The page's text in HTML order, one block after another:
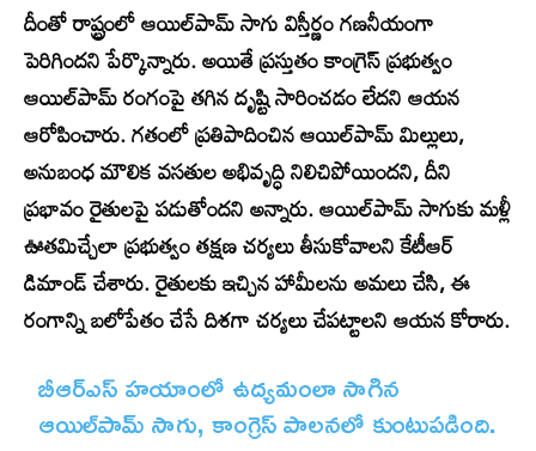
దీంతో రాష్ట్రంలో ఆయిల్‌పామ్ సాగు విస్తీర్ణం గణనీయంగా
పెరిగిందని పేర్కొన్నారు. అయితే ప్రస్తుతం కాంగ్రెస్ ప్రభుత్వం
ఆయిల్‌పామ్ రంగంపై తగిన దృష్టి సారించడం లేదని ఆయన
ఆరోపించారు. గతంలో ప్రతిపాదించిన ఆయిల్‌పామ్ మిల్లులు,
అనుబంధ మౌలిక వసతుల అభివృద్ధి నిలిచిపోయిందని, దీని
ప్రభావం రైతులపై పడుతోందని అన్నారు. ఆయిల్‌పామ్ సాగుకు మళ్లీ
ఊతమిచ్చేలా ప్రభుత్వం తక్షణ చర్యలు తీసుకోవాలని కేటీఆర్
డిమాండ్ చేశారు. రైతులకు ఇచ్చిన హామీలను అమలు చేసి, ఈ
రంగాన్ని బలోపేతం చేసే దిశగా చర్యలు చేపట్టాలని ఆయన కోరారు.
బీఆర్ఎస్ హయాంలో ఉద్యమంలా సాగిన
ఆయిల్‌పామ్ సాగు, కాంగ్రెస్ పాలనలో కుంటుపడింది.